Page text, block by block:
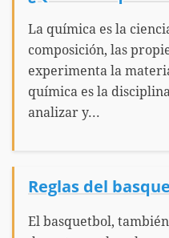
La química es la
composición, las
experimenta la
química es la
analizar y...
Reglas del
El basquetbol,